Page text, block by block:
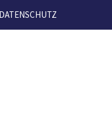
DATENSCHUTZ